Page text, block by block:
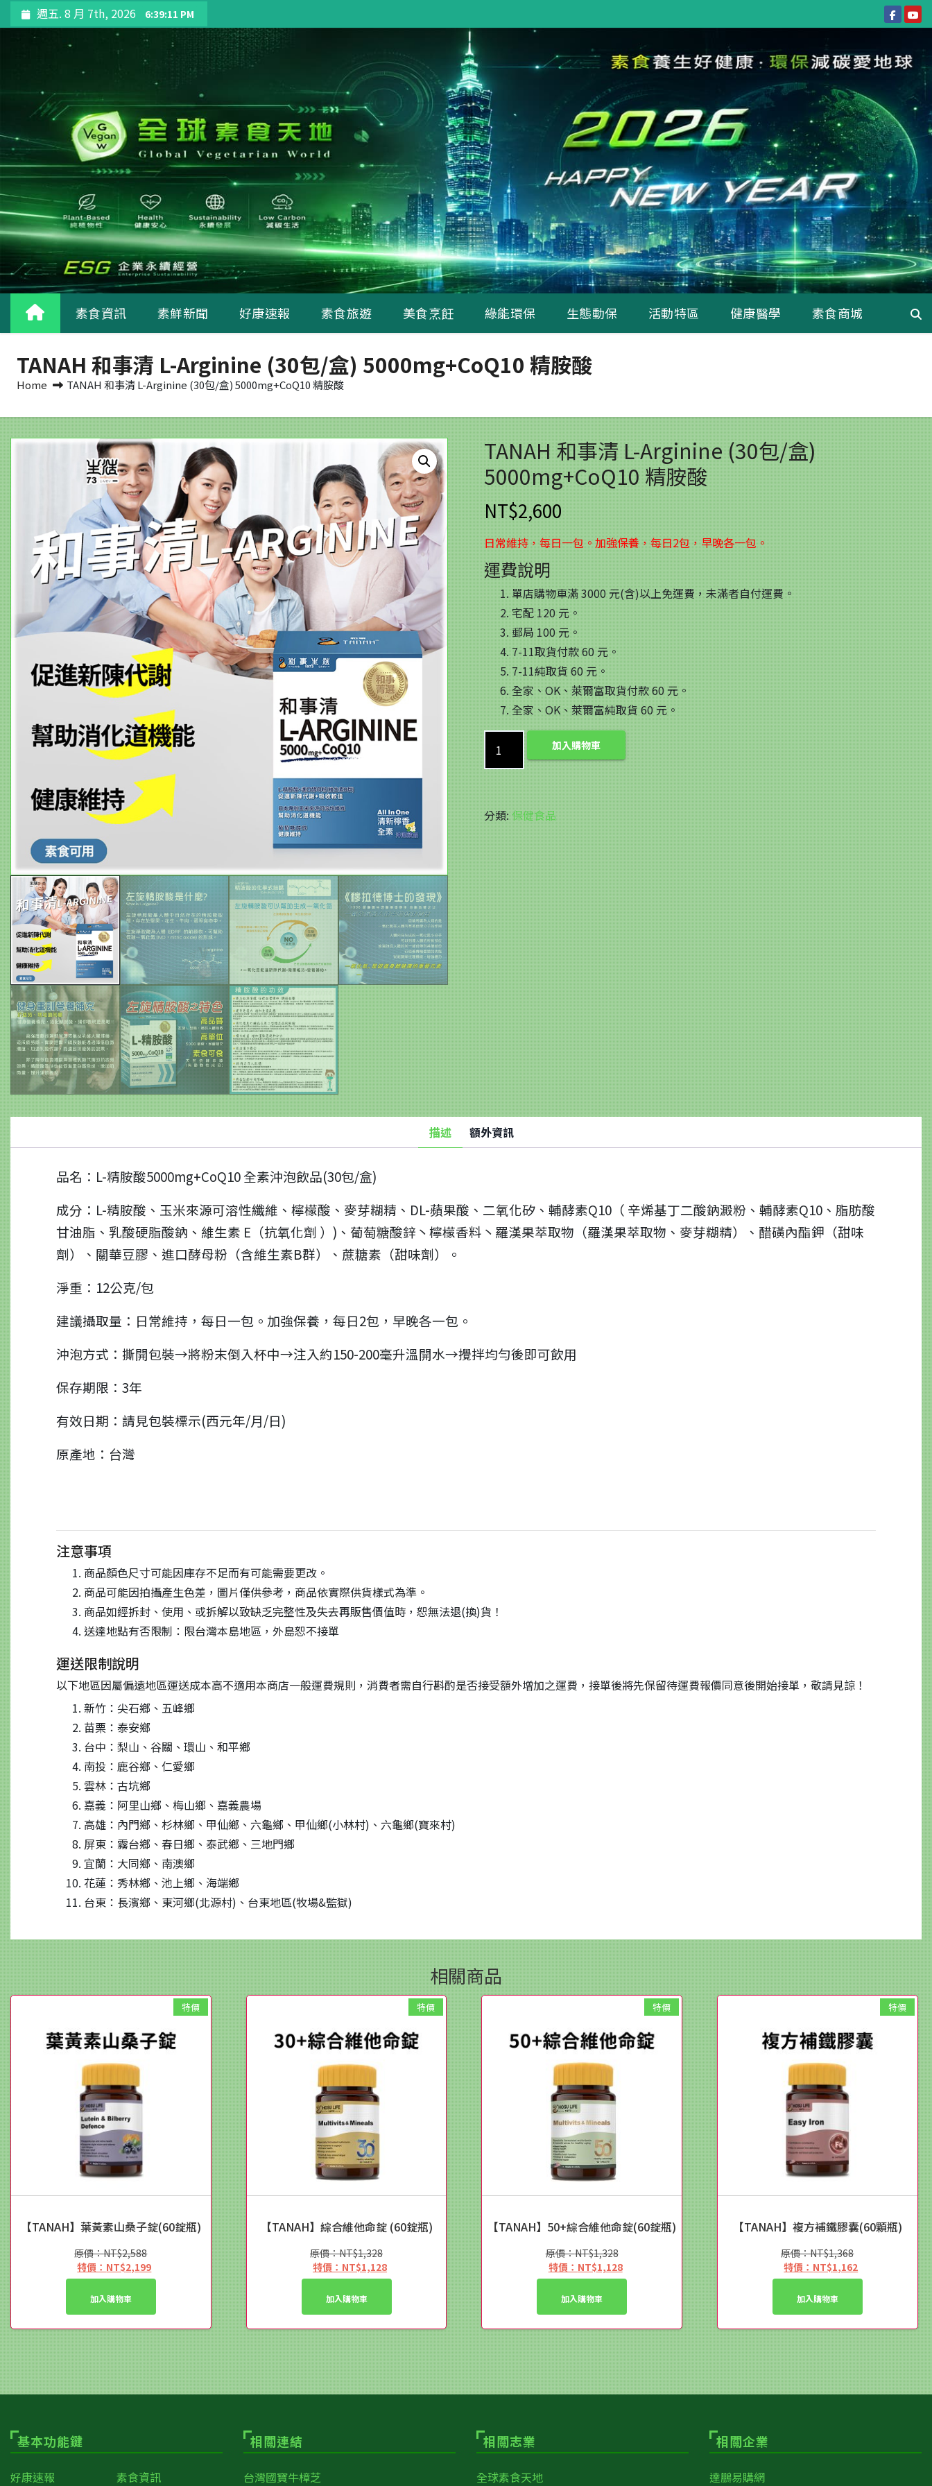
Skip
to
週五. 8 月 7th, 2026 6:39:13 PM
素食資訊 素鮮新聞 好康速報 素食旅遊 美食烹飪 綠能環保 生態動保 活動特區 健康醫學 素食商城
TANAH 和事清 L-Arginine (30包/盒) 5000mg+CoQ10 精胺酸
Home TANAH 和事清 L-Arginine (30包/盒) 5000mg+CoQ10 精胺酸
TANAH 和事清 L-Arginine (30包/盒)
5000mg+CoQ10 精胺酸
NT$2,600
日常維持，每日一包。加強保養，每日2包，早晚各一包。
運費說明
單店購物車滿 3000 元(含)以上免運費，未滿者自付運費。
宅配 120 元。
郵局 100 元。
7-11取貨付款 60 元。
7-11純取貨 60 元。
全家、OK、萊爾富取貨付款 60 元。
全家、OK、萊爾富純取貨 60 元。
事
清
L-
Arginine
(30
包/
盒)
5000mg+CoQ10
精
胺
酸
數
量
加入購物車
分類:保健食品
描述 額外資訊
品名：L-精胺酸5000mg+CoQ10 全素沖泡飲品(30包/盒)
成分：L-精胺酸、玉米來源可溶性纖維、檸檬酸、麥芽糊精、DL-蘋果酸、二氧化矽、輔酵素Q10（ 辛烯基丁二酸鈉澱粉、輔酵素Q10、脂肪酸
甘油脂、乳酸硬脂酸鈉、維生素 E（抗氧化劑 ）)、葡萄糖酸鋅丶檸檬香料丶羅漢果萃取物（羅漢果萃取物、麥芽糊精）、醋磺內酯鉀（甜味
劑）、關華豆膠、進口酵母粉（含維生素B群）、蔗糖素（甜味劑）。
淨重：12公克/包
建議攝取量：日常維持，每日一包。加強保養，每日2包，早晚各一包。
沖泡方式：撕開包裝→將粉末倒入杯中→注入約150-200毫升溫開水→攪拌均勻後即可飲用
保存期限：3年
有效日期：請見包裝標示(西元年/月/日)
原產地：台灣
注意事項
商品顏色尺寸可能因庫存不足而有可能需要更改。
商品可能因拍攝產生色差，圖片僅供參考，商品依實際供貨樣式為準。
商品如經拆封、使用、或拆解以致缺乏完整性及失去再販售價值時，恕無法退(換)貨！
送達地點有否限制：限台灣本島地區，外島恕不接單
運送限制說明
以下地區因屬偏遠地區運送成本高不適用本商店一般運費規則，消費者需自行斟酌是否接受額外增加之運費，接單後將先保留待運費報價同意後開始接單，敬請見諒！
新竹：尖石鄉、五峰鄉
苗栗：泰安鄉
台中：梨山、谷關、環山、和平鄉
南投：鹿谷鄉、仁愛鄉
雲林：古坑鄉
嘉義：阿里山鄉、梅山鄉、嘉義農場
高雄：內門鄉、杉林鄉、甲仙鄉、六龜鄉、甲仙鄉(小林村)、六龜鄉(寶來村)
屏東：霧台鄉、春日鄉、泰武鄉、三地門鄉
宜蘭：大同鄉、南澳鄉
花蓮：秀林鄉、池上鄉、海端鄉
台東：長濱鄉、東河鄉(北源村)、台東地區(牧場&監獄)
相關商品
特價
【TANAH】葉黃素山桑子錠(60錠瓶)
NT$2,588
原
始
價
NT$2,199
目
前
NT$2,199。
加入購物車
特價
【TANAH】綜合維他命錠 (60錠瓶)
NT$1,328
原
始
價
NT$1,128
目
前
NT$1,128。
加入購物車
特價
【TANAH】50+綜合維他命錠(60錠瓶)
NT$1,328
原
始
價
NT$1,128
目
前
NT$1,128。
加入購物車
特價
【TANAH】複方補鐵膠囊(60顆瓶)
NT$1,368
原
始
價
NT$1,162
目
前
NT$1,162。
加入購物車
基本功能鍵
好康速報 素食資訊
相關連結
台灣國寶牛樟芝
相關志業
全球素食天地
相關企業
達鵬易購網